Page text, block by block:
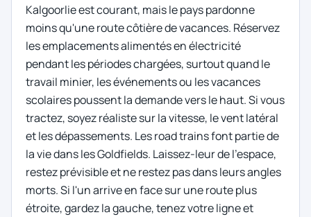
Kalgoorlie est courant, mais le pays pardonne
moins qu'une route côtière de vacances. Réservez
les emplacements alimentés en électricité
pendant les périodes chargées, surtout quand le
travail minier, les événements ou les vacances
scolaires poussent la demande vers le haut. Si vous
tractez, soyez réaliste sur la vitesse, le vent latéral
et les dépassements. Les road trains font partie de
la vie dans les Goldfields. Laissez-leur de l'espace,
restez prévisible et ne restez pas dans leurs angles
morts. Si l'un arrive en face sur une route plus
étroite, gardez la gauche, tenez votre ligne et